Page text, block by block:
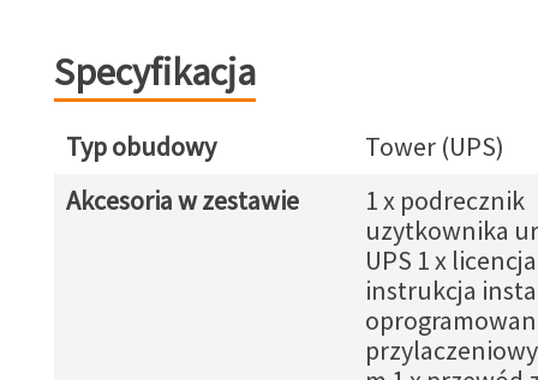
Specyfikacja
Typ obudowy
Tower (UPS)
Akcesoria w zestawie
1 x podrecznik
uzytkownika
UPS 1 x
instrukcja